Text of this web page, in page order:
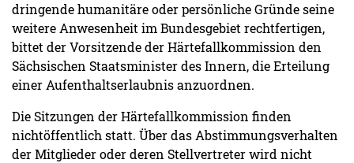
dringende humanitäre oder persönliche Gründe seine
weitere Anwesenheit im Bundesgebiet rechtfertigen,
bittet der Vorsitzende der Härtefallkommission den
Sächsischen Staatsminister des Innern, die Erteilung
einer Aufenthaltserlaubnis anzuordnen.
Die Sitzungen der Härtefallkommission finden
nichtöffentlich statt. Über das Abstimmungsverhalten
der Mitglieder oder deren Stellvertreter wird nicht